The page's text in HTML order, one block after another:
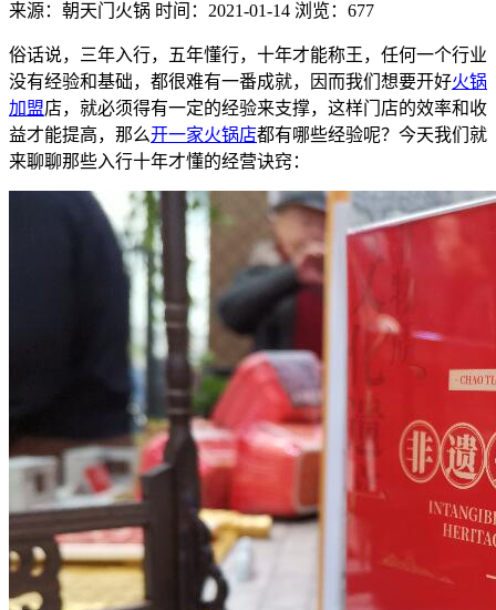
来源：朝天门火锅 时间：2021-01-14 浏览：677
俗话说，三年入行，五年懂行，十年才能称王，任何一个行业
没有经验和基础，都很难有一番成就，因而我们想要开好火锅
加盟店，就必须得有一定的经验来支撑，这样门店的效率和收
益才能提高，那么开一家火锅店都有哪些经验呢？今天我们就
来聊聊那些入行十年才懂的经营诀窍：